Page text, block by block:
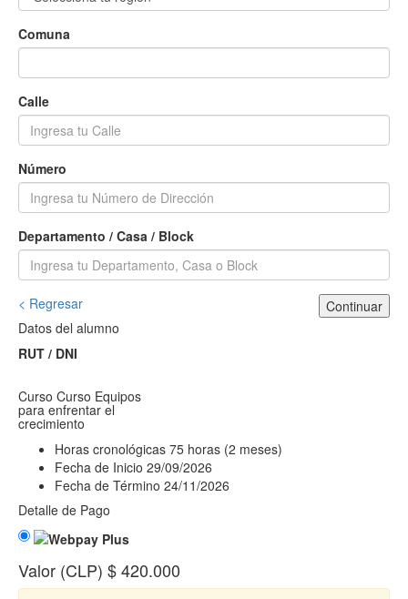
Comuna
Calle
Número
Departamento / Casa / Block
< Regresar
Continuar
Datos del alumno
RUT / DNI
Curso Curso Equipos
para enfrentar el
crecimiento
Horas cronológicas 75 horas (2 meses)
Fecha de Inicio 29/09/2026
Fecha de Término 24/11/2026
Detalle de Pago
Valor (CLP) $ 420.000